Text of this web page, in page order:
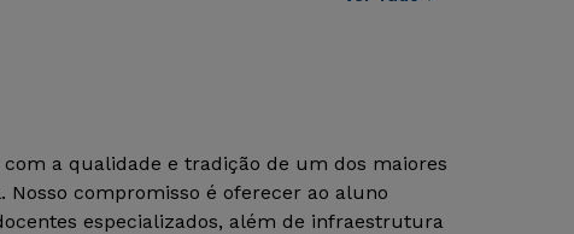
a qualidade e tradição de um dos maiores
compromisso é oferecer ao aluno
especializados, além de infraestrutura
Rápido e fácil
WhatsApp
Rápido e fácil
WhatsApp